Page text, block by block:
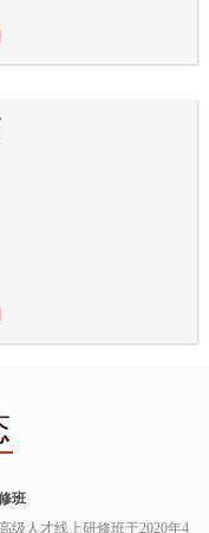
班
人才线上研修班于2020年4